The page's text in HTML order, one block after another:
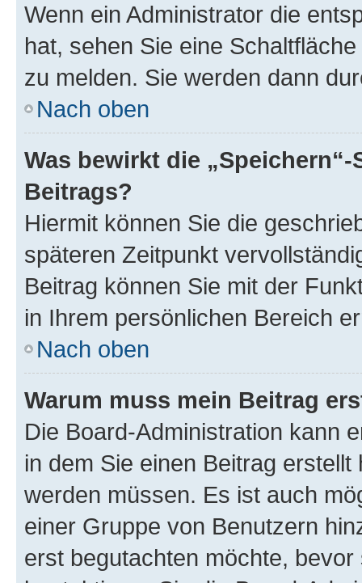
Wenn ein Administrator die
hat, sehen Sie eine
zu melden. Sie werden dann
Nach oben
Was bewirkt die
Beitrags?
Hiermit können Sie die
späteren Zeitpunkt
Beitrag können Sie mit der
in Ihrem persönlichen Bereich
Nach oben
Warum muss mein Beitrag
Die Board-Administration kann
in dem Sie einen Beitrag
werden müssen. Es ist auch
einer Gruppe von Benutzern
erst begutachten möchte,